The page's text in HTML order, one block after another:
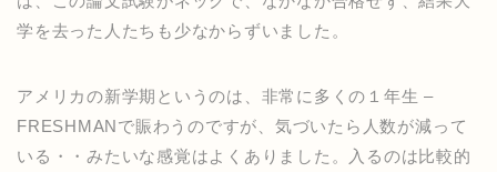
学を去った人たちも少なからずいました。
アメリカの新学期というのは、非常に多くの１年生 –
FRESHMANで賑わうのですが、気づいたら人数が減って
いる・・みたいな感覚はよくありました。入るのは比較的